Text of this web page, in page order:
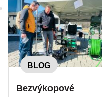
BLOG
Bezvýkopové